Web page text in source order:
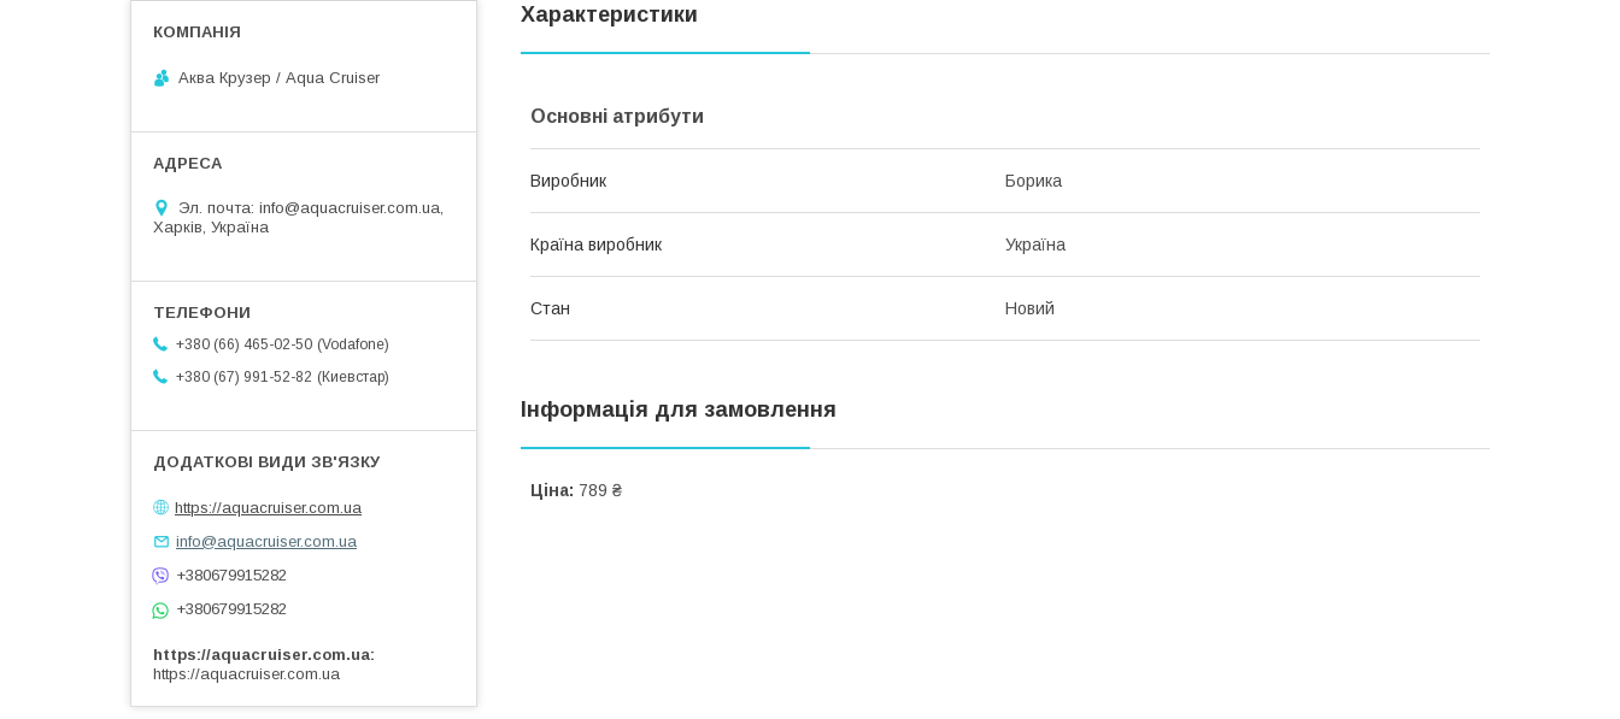
Характеристики
Основні атрибути
Виробник Борика
Країна виробник Україна
Стан Новий
Інформація для замовлення
Ціна: 789 ₴
Аква Крузер / Aqua Cruiser
Эл. почта: info@aquacruiser.com.ua,
Харків, Україна
+380 (66) 465-02-50 Vodafone
+380 (67) 991-52-82
Киевстар
https://aquacruiser.com.ua
info@aquacruiser.com.ua
+380679915282
+380679915282
https://aquacruiser.com.ua
https://aquacruiser.com.ua